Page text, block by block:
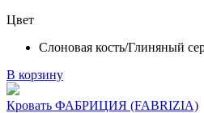
Цвет
Слоновая кость/Глиняный
В корзину
Кровать ФАБРИЦИЯ (FABRIZIA)